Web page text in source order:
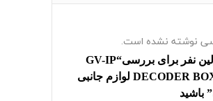
نوشته نشده است.
اولین نفر برای بررسی“GV-IP
DECODER BOX PLUS لوازم جانبی
باشید